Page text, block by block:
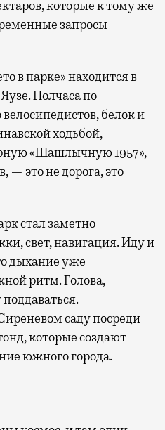
которые к тому же
запросы
в парке» находится в
Полчаса по
белок и
ходьбой,
«Шашлычную 1957»,
— это не дорога, это
стал заметно
свет, навигация. Иду и
дыхание уже
ритм. Голова,
саду посреди
которые создают
южного города.